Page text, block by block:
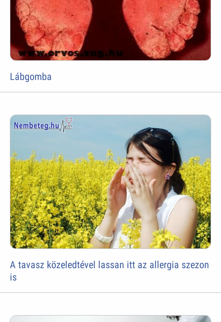
Lábgomba
A tavasz közeledtével lassan itt az allergia szezon
is